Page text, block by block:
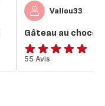
Vallou33
Gâteau au
ratings.4.8
55 Avis